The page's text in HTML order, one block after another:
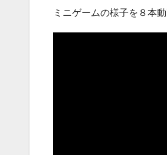
ミニゲームの様子を８本